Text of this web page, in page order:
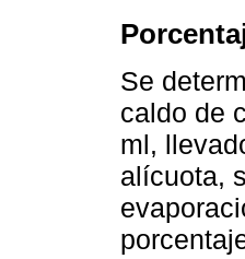
Se
caldo de
ml,
alícuota,